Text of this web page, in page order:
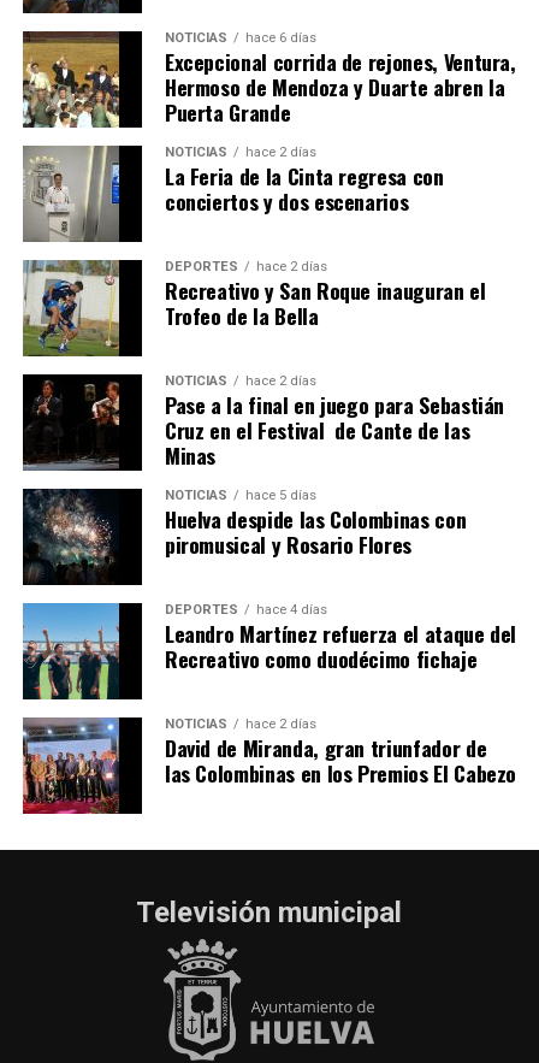
4º DÍA DE LAS FIESTAS COLOMBINAS 2026
hace 1 semana · Huelvatv
SEXTA CORRIDA DE LAS FIESTAS COLOMBINAS
2026
hace 5 días· Huelvatv
NOTICIAS hace 6 días
Excepcional corrida de rejones, Ventura,
Hermoso de Mendoza y Duarte abren la
Puerta Grande
NOTICIAS hace 2 días
La Feria de la Cinta regresa con
conciertos y dos escenarios
DEPORTES hace 2 días
Recreativo y San Roque inauguran el
Trofeo de la Bella
NOTICIAS hace 2 días
Pase a la final en juego para Sebastián
Cruz en el Festival de Cante de las
Minas
NOTICIAS hace 5 días
Huelva despide las Colombinas con
piromusical y Rosario Flores
DEPORTES hace 4 días
Leandro Martínez refuerza el ataque del
Recreativo como duodécimo fichaje
NOTICIAS hace 2 días
David de Miranda, gran triunfador de
las Colombinas en los Premios El Cabezo
Televisión municipal